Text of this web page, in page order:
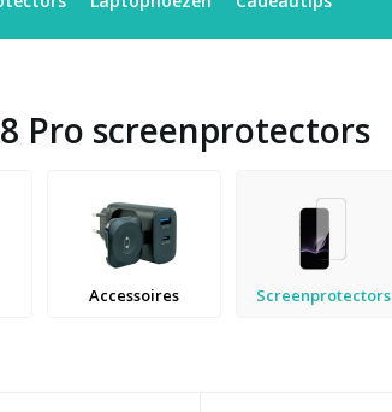
Pro screenprotectors
Accessoires Screenprotectors